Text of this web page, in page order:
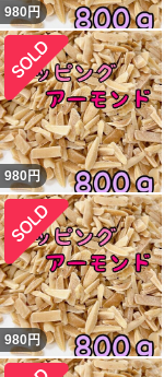
980円
980円
980円